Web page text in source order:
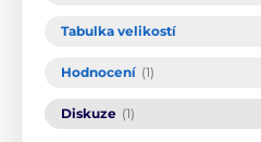
Tabulka velikostí
Hodnocení (1)
Diskuze (1)